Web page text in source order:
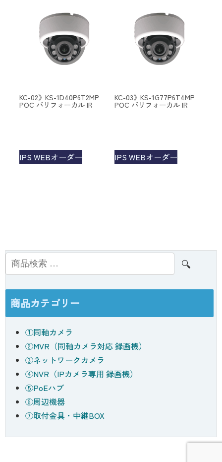
KC-02》KS-1D40P6T2MP
POC バリフォーカル IR
IPS WEBオーダー
KC-03》KS-1G77P6T4MP
POC バリフォーカル IR
IPS WEBオーダー
検索
商品カテゴリー
①同軸カメラ
②MVR（同軸カメラ対応 録画機）
③ネットワークカメラ
④NVR（IPカメラ専用 録画機）
⑤PoEハブ
⑥周辺機器
⑦取付金具・中継BOX